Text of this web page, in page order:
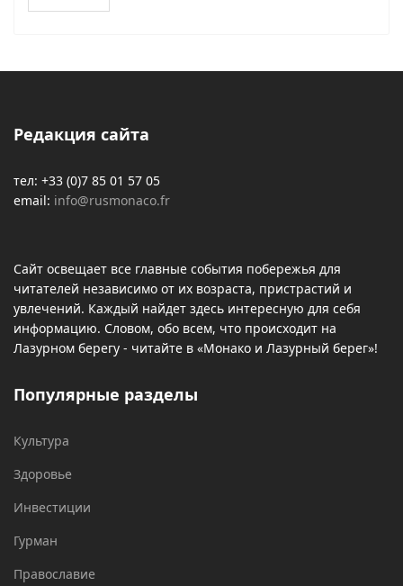
Редакция сайта
тел: +33 (0)7 85 01 57 05
email: info@rusmonaco.fr
Сайт освещает все главные события побережья для
читателей независимо от их возраста, пристрастий и
увлечений. Каждый найдет здесь интересную для себя
информацию. Словом, обо всем, что происходит на
Лазурном берегу - читайте в «Монако и Лазурный берег»!
Популярные разделы
Культура
Здоровье
Инвестиции
Гурман
Православие